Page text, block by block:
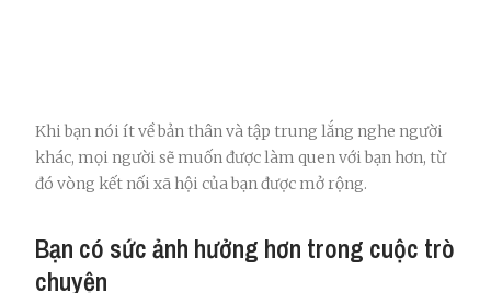
Khi bạn nói ít về bản thân và tập trung lắng nghe người
khác, mọi người sẽ muốn được làm quen với bạn hơn, từ
đó vòng kết nối xã hội của bạn được mở rộng.
Bạn có sức ảnh hưởng hơn trong cuộc trò
chuyện